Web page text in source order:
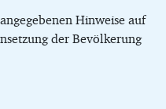
Hinweise auf
der Bevölkerung